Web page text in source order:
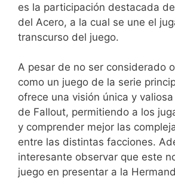
es la participación destacada
del Acero, a la cual se une el
transcurso del juego.
A pesar de no ser considerado
como un juego de la serie
ofrece una visión única y
de Fallout, permitiendo a los
y comprender mejor las
entre las distintas facciones.
interesante observar que este
juego en presentar a la